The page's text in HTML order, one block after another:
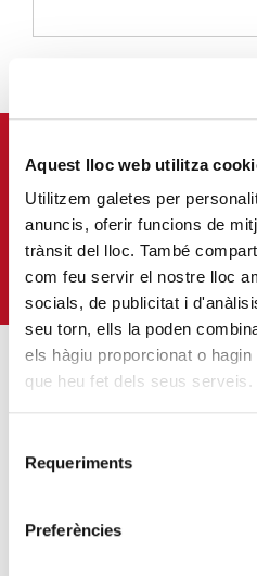
Aquest lloc web utilitza
Utilitzem galetes per
anuncis, oferir funcions de
trànsit del lloc. També
com feu servir el nostre lloc
socials, de publicitat i
seu torn, ells la poden
els hàgiu proporcionat o
que heu fet dels seus serveis.
Requeriments
Preferències
APUNTA'T AL NOSTRE
Correu-
E *
noves mesures
SEGUEIX LLEGINT